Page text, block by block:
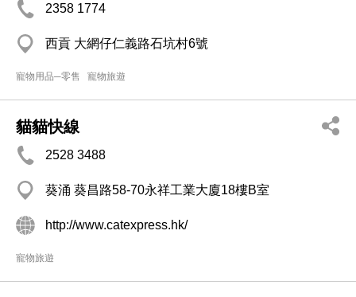
2358 1774
西貢 大網仔仁義路石坑村6號
寵物用品─零售 寵物旅遊
貓貓快線
2528 3488
葵涌 葵昌路58-70永祥工業大廈18樓B室
http://www.catexpress.hk/
寵物旅遊